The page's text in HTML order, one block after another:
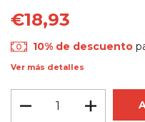
€18,93
10% de descuento
Ver más detalles